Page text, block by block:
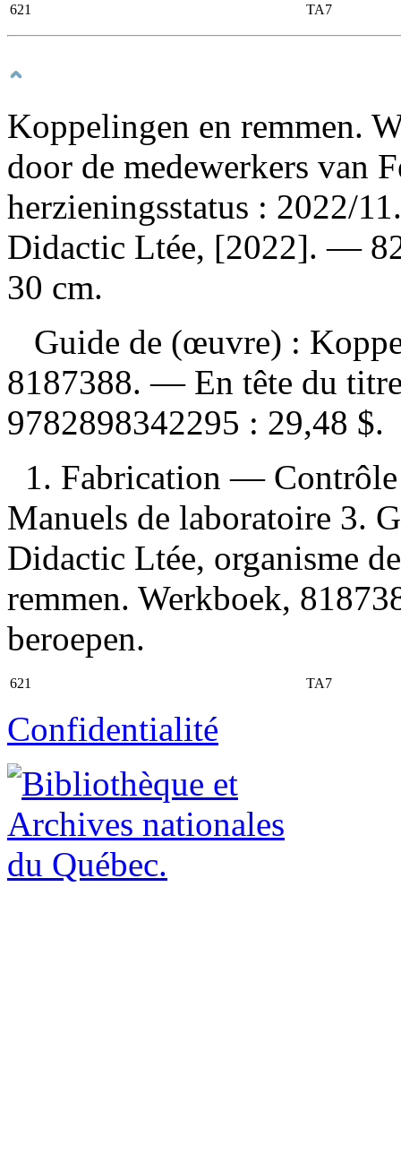
621 TA7
Koppelingen en remmen.
door de medewerkers van
herzieningsstatus : 2022/
Didactic Ltée, [2022]. —
30 cm.
Guide de (œuvre) :
8187388. — En tête du
9782898342295 : 29,48 $.
1. Fabrication —
Manuels de laboratoire 3.
Didactic Ltée, organisme
remmen. Werkboek,
beroepen.
621 TA7
Confidentialité